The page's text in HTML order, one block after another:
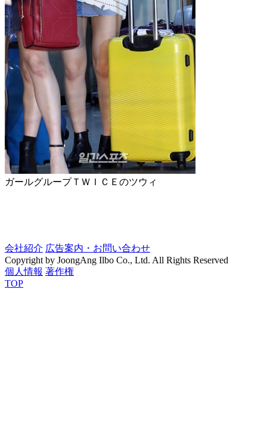
ガールグループＴＷＩＣＥのツウィ
会社紹介 広告案内・お問い合わせ
Copyright by JoongAng Ilbo Co., Ltd. All Rights Reserved
個人情報 著作権
TOP